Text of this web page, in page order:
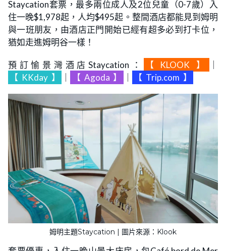
Staycation套票，最多兩位成人及2位兒童（0-7歲）入
住一晚$1,978起，人均$495起。整間酒店都能見到姆明
與一班朋友，由酒店正門開始已經有超多必到打卡位，
猶如走進姆明谷一樣！
預訂愉景灣酒店Staycation： 【 KLOOK 】
【 KKday 】 【 Agoda 】 【 Trip.com 】
姆明主題Staycation | 圖片來源：Klook